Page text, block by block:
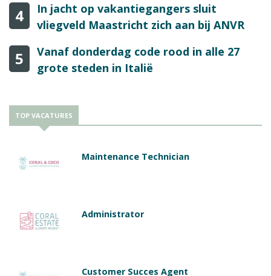
4
In jacht op vakantiegangers sluit
vliegveld Maastricht zich aan bij ANVR
5
Vanaf donderdag code rood in alle 27
grote steden in Italië
TOP VACATURES
Maintenance Technician
Administrator
Customer Succes Agent